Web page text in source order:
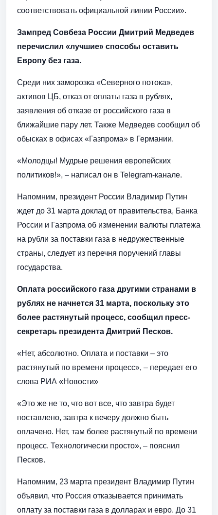
соответствовать официальной линии России».
Зампред Совбеза России Дмитрий Медведев
перечислил «лучшие» способы оставить
Европу без газа.
Среди них заморозка «Северного потока»,
активов ЦБ, отказ от оплаты газа в рублях,
заявления об отказе от российского газа в
ближайшие пару лет. Также Медведев сообщил об
обысках в офисах «Газпрома» в Германии.
«Молодцы! Мудрые решения европейских
политиков!», – написал он в Telegram-канале.
Напомним, президент России Владимир Путин
ждет до 31 марта доклад от правительства, Банка
России и Газпрома об изменении валюты платежа
на рубли за поставки газа в недружественные
страны, следует из перечня поручений главы
государства.
Оплата российского газа другими странами в
рублях не начнется 31 марта, поскольку это
более растянутый процесс, сообщил пресс-
секретарь президента Дмитрий Песков.
«Нет, абсолютно. Оплата и поставки – это
растянутый по времени процесс», – передает его
слова РИА «Новости»
«Это же не то, что вот все, что завтра будет
поставлено, завтра к вечеру должно быть
оплачено. Нет, там более растянутый по времени
процесс. Технологически просто», – пояснил
Песков.
Напомним, 23 марта президент Владимир Путин
объявил, что Россия отказывается принимать
оплату за поставки газа в долларах и евро. До 31